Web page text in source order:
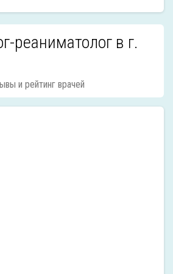
реаниматолог в г.
и рейтинг врачей